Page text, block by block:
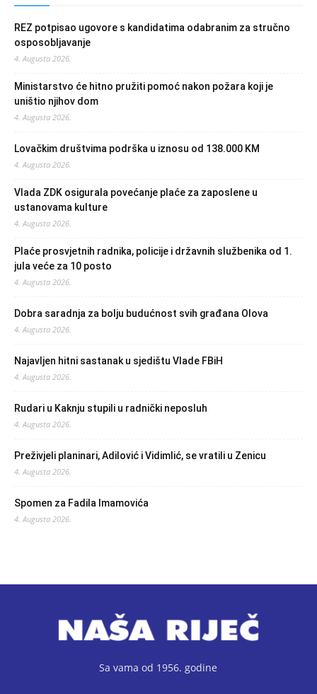
REZ potpisao ugovore s kandidatima odabranim za stručno
osposobljavanje
4. Augusta 2026.
Ministarstvo će hitno pružiti pomoć nakon požara koji je
uništio njihov dom
4. Augusta 2026.
Lovačkim društvima podrška u iznosu od 138.000 KM
4. Augusta 2026.
Vlada ZDK osigurala povećanje plaće za zaposlene u
ustanovama kulture
4. Augusta 2026.
Plaće prosvjetnih radnika, policije i državnih službenika od 1.
jula veće za 10 posto
4. Augusta 2026.
Dobra saradnja za bolju budućnost svih građana Olova
4. Augusta 2026.
Najavljen hitni sastanak u sjedištu Vlade FBiH
4. Augusta 2026.
Rudari u Kaknju stupili u radnički neposluh
4. Augusta 2026.
Preživjeli planinari, Adilović i Vidimlić, se vratili u Zenicu
4. Augusta 2026.
Spomen za Fadila Imamovića
4. Augusta 2026.
Sa vama od 1956. godine